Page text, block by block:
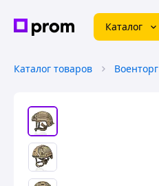
Каталог
Каталог товаров Военторг